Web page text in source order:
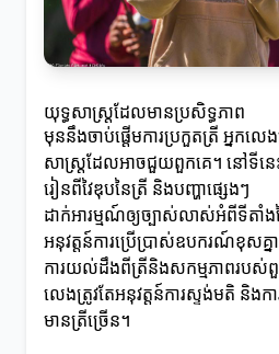
យុទ្ធសាស្ត្រដែលមានប្រសិទ្ធភាព
មុននឹងចាប់ផ្តើមការប្រកួតត្រី អ្នកល
សាស្ត្រដែលអាចជួយពួកគេ។ នៅទីន
រៀនពីវៃឌុបនៃត្រី និងបញ្ហាផ្សេងៗ
ដាក់អារម្មណ៍ឲ្យច្បាស់លាស់អំពីទីតាំង
អនុវត្តន៍ការប្រើប្រាស់ឧបករណ៍ខុសគ្នា
ការយល់ដឹងពីត្រីនិងសកម្មភាពរបស់ពួ
លេងត្រូវតែអនុវត្តន៍ការស្ទង់មតិ និង
មានត្រីច្រើន។